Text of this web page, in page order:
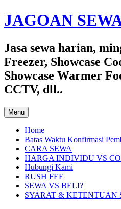
Skip
to
JAGOAN
Jasa sewa harian,
Freezer, Showcase
Showcase Warmer
CCTV, dll..
Menu
Home
Batas Waktu Konfirmasi
CARA SEWA
HARGA INDIVIDU VS
Hubungi Kami
RUSH FEE
SEWA VS BELI?
SYARAT & KETENTUAN